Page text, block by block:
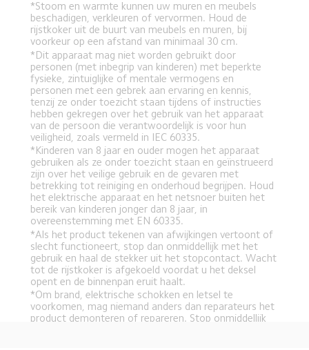
*Stoom en warmte kunnen uw muren en meubels
beschadigen, verkleuren of vervormen. Houd de
rijstkoker uit de buurt van meubels en muren, bij
voorkeur op een afstand van minimaal 30 cm.
*Dit apparaat mag niet worden gebruikt door
personen (met inbegrip van kinderen) met beperkte
fysieke, zintuiglijke of mentale vermogens en
personen met een gebrek aan ervaring en kennis,
tenzij ze onder toezicht staan tijdens of instructies
hebben gekregen over het gebruik van het apparaat
van de persoon die verantwoordelijk is voor hun
veiligheid, zoals vermeld in IEC 60335.
*Kinderen van 8 jaar en ouder mogen het apparaat
gebruiken als ze onder toezicht staan en geïnstrueerd
zijn over het veilige gebruik en de gevaren met
betrekking tot reiniging en onderhoud begrijpen. Houd
het elektrische apparaat en het netsnoer buiten het
bereik van kinderen jonger dan 8 jaar, in
overeenstemming met EN 60335.
*Als het product tekenen van afwijkingen vertoont of
slecht functioneert, stop dan onmiddellijk met het
gebruik en haal de stekker uit het stopcontact. Wacht
tot de rijstkoker is afgekoeld voordat u het deksel
opent en de binnenpan eruit haalt.
*Om brand, elektrische schokken en letsel te
voorkomen, mag niemand anders dan reparateurs het
product demonteren of repareren. Stop onmiddellijk